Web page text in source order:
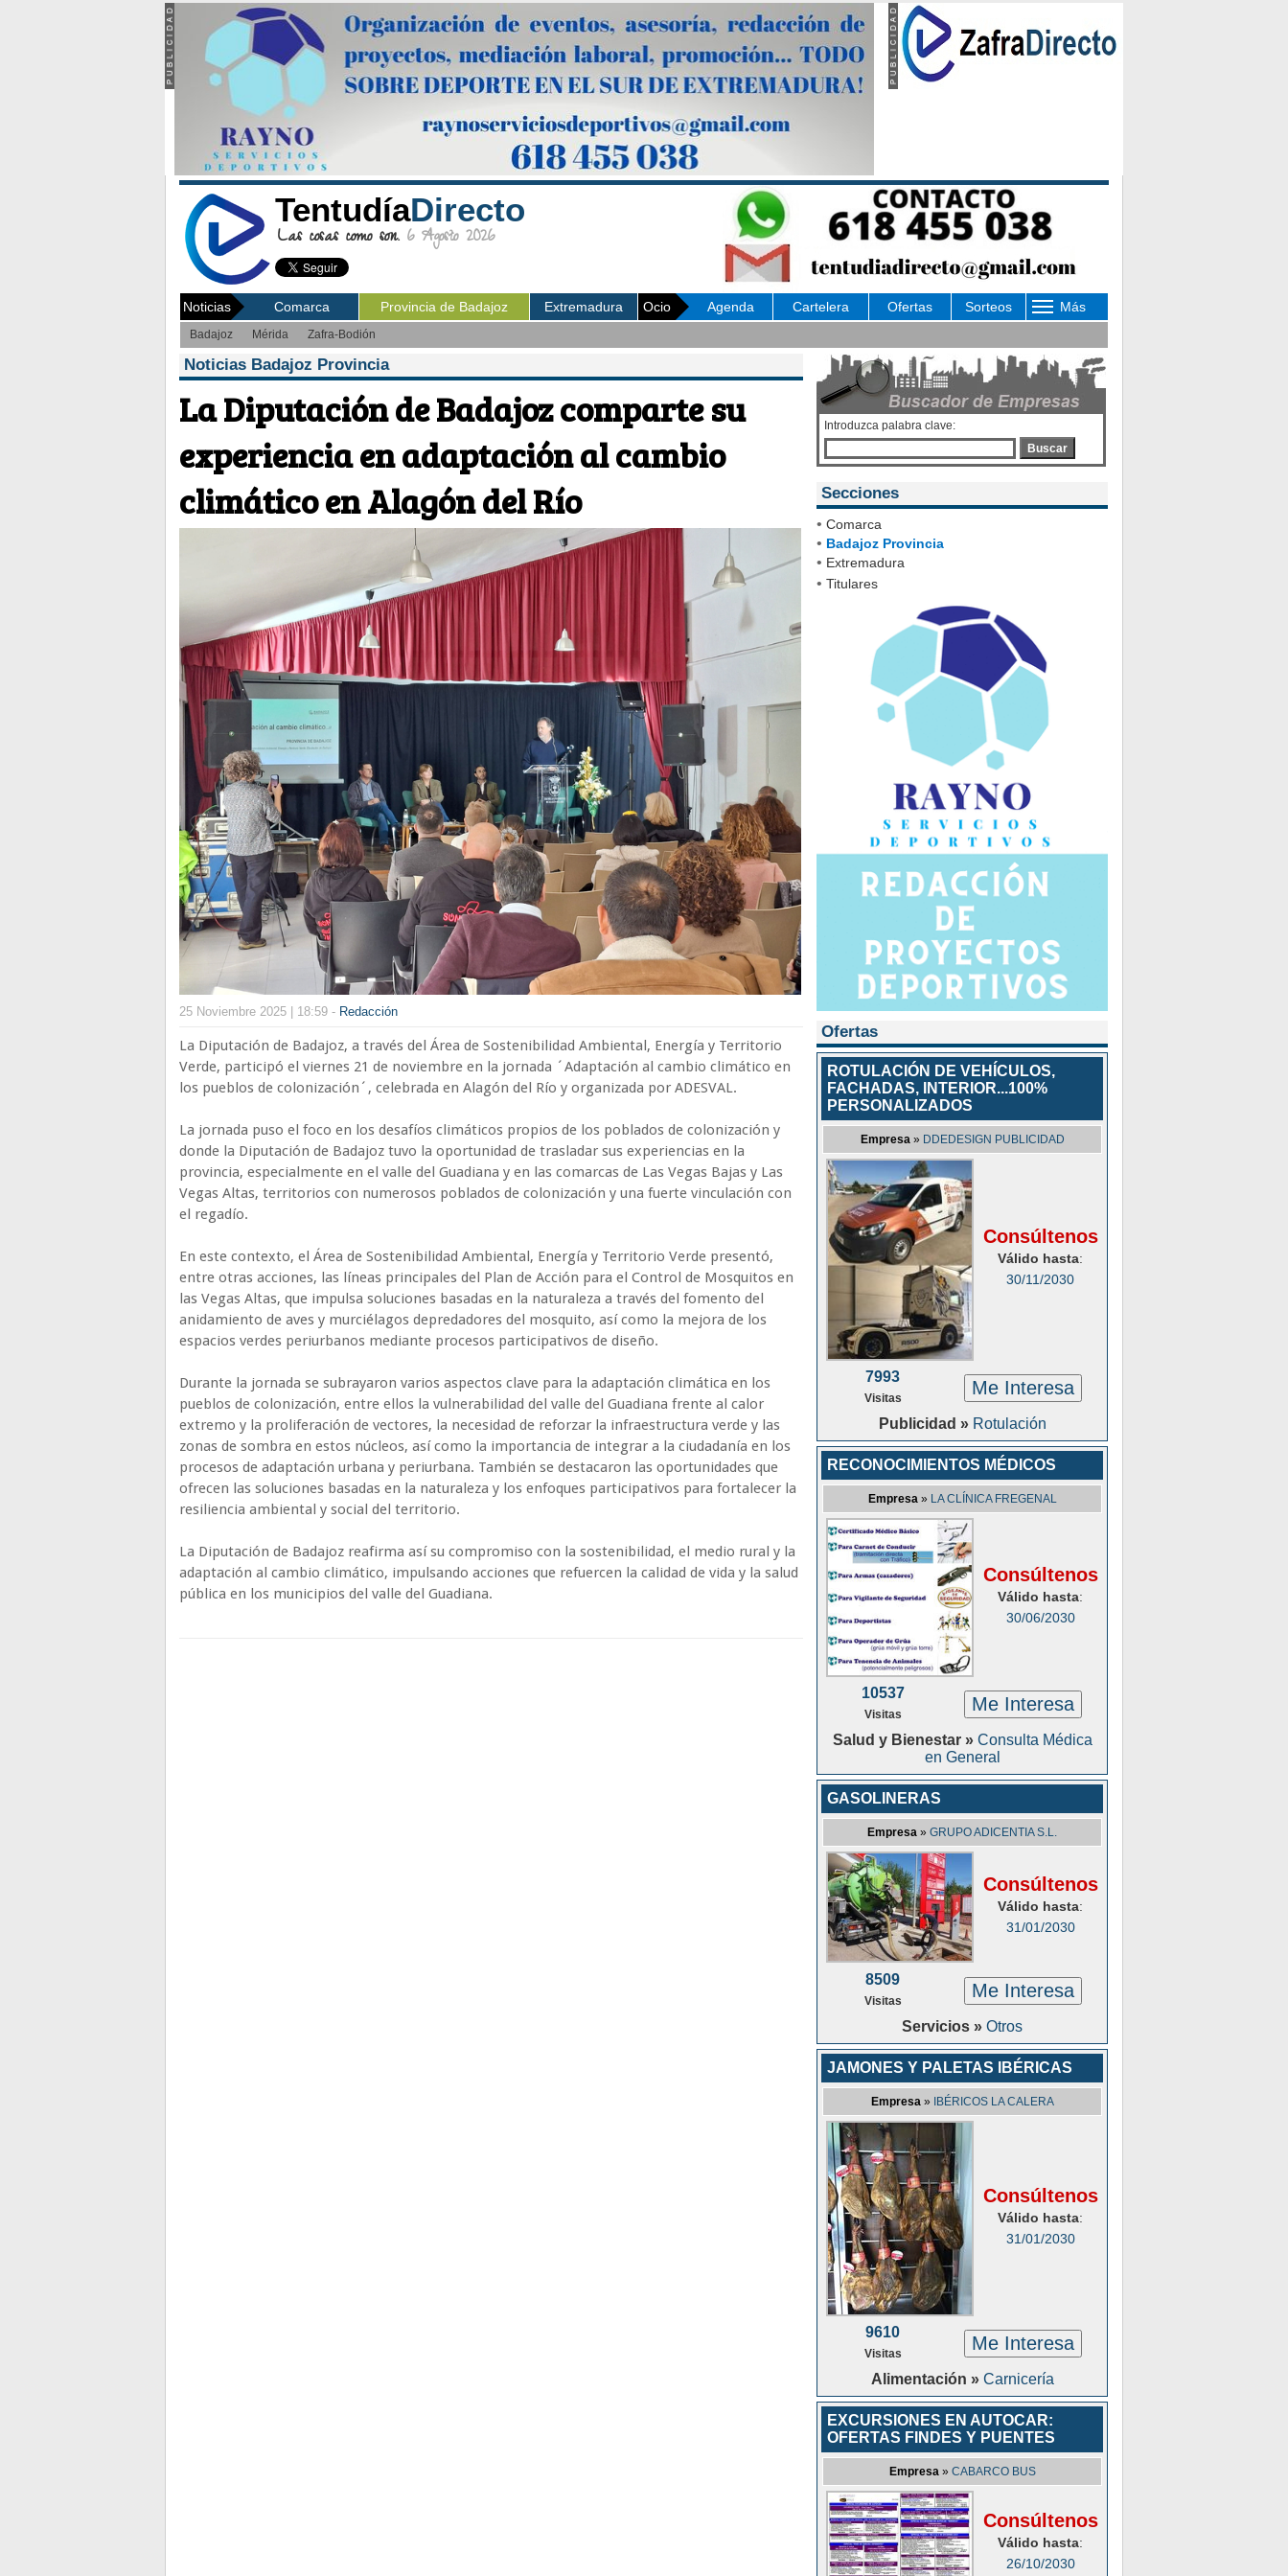
TentudíaDirecto
Las cosas como son. 6 Agosto 2026
Noticias Comarca Provincia de Badajoz Extremadura Ocio Agenda Cartelera Ofertas Sorteos Más
Badajoz Mérida Zafra-Bodión
Noticias Badajoz Provincia
La Diputación de Badajoz comparte su
experiencia en adaptación al cambio
climático en Alagón del Río
25 Noviembre 2025 | 18:59 - Redacción
La Diputación de Badajoz, a través del Área de Sostenibilidad Ambiental, Energía y Territorio
Verde, participó el viernes 21 de noviembre en la jornada ´Adaptación al cambio climático en
los pueblos de colonización´, celebrada en Alagón del Río y organizada por ADESVAL.
La jornada puso el foco en los desafíos climáticos propios de los poblados de colonización y
donde la Diputación de Badajoz tuvo la oportunidad de trasladar sus experiencias en la
provincia, especialmente en el valle del Guadiana y en las comarcas de Las Vegas Bajas y Las
Vegas Altas, territorios con numerosos poblados de colonización y una fuerte vinculación con
el regadío.
En este contexto, el Área de Sostenibilidad Ambiental, Energía y Territorio Verde presentó,
entre otras acciones, las líneas principales del Plan de Acción para el Control de Mosquitos en
las Vegas Altas, que impulsa soluciones basadas en la naturaleza a través del fomento del
anidamiento de aves y murciélagos depredadores del mosquito, así como la mejora de los
espacios verdes periurbanos mediante procesos participativos de diseño.
Durante la jornada se subrayaron varios aspectos clave para la adaptación climática en los
pueblos de colonización, entre ellos la vulnerabilidad del valle del Guadiana frente al calor
extremo y la proliferación de vectores, la necesidad de reforzar la infraestructura verde y las
zonas de sombra en estos núcleos, así como la importancia de integrar a la ciudadanía en los
procesos de adaptación urbana y periurbana. También se destacaron las oportunidades que
ofrecen las soluciones basadas en la naturaleza y los enfoques participativos para fortalecer la
resiliencia ambiental y social del territorio.
La Diputación de Badajoz reafirma así su compromiso con la sostenibilidad, el medio rural y la
adaptación al cambio climático, impulsando acciones que refuercen la calidad de vida y la salud
pública en los municipios del valle del Guadiana.
Introduzca palabra clave:
Buscar
Secciones
• Comarca
• Badajoz Provincia
• Extremadura
• Titulares
Ofertas
ROTULACIÓN DE VEHÍCULOS,
FACHADAS, INTERIOR...100%
PERSONALIZADOS
Empresa » DDEDESIGN PUBLICIDAD
Consúltenos
Válido hasta:
30/11/2030
7993
Visitas Me Interesa
Publicidad » Rotulación
RECONOCIMIENTOS MÉDICOS
Empresa » LA CLÍNICA FREGENAL
Consúltenos
Válido hasta:
30/06/2030
10537
Visitas Me Interesa
Salud y Bienestar » Consulta Médica
en General
GASOLINERAS
Empresa » GRUPO ADICENTIA S.L.
Consúltenos
Válido hasta:
31/01/2030
8509
Visitas Me Interesa
Servicios » Otros
JAMONES Y PALETAS IBÉRICAS
Empresa » IBÉRICOS LA CALERA
Consúltenos
Válido hasta:
31/01/2030
9610
Visitas Me Interesa
Alimentación » Carnicería
EXCURSIONES EN AUTOCAR:
OFERTAS FINDES Y PUENTES
Empresa » CABARCO BUS
Consúltenos
Válido hasta:
26/10/2030